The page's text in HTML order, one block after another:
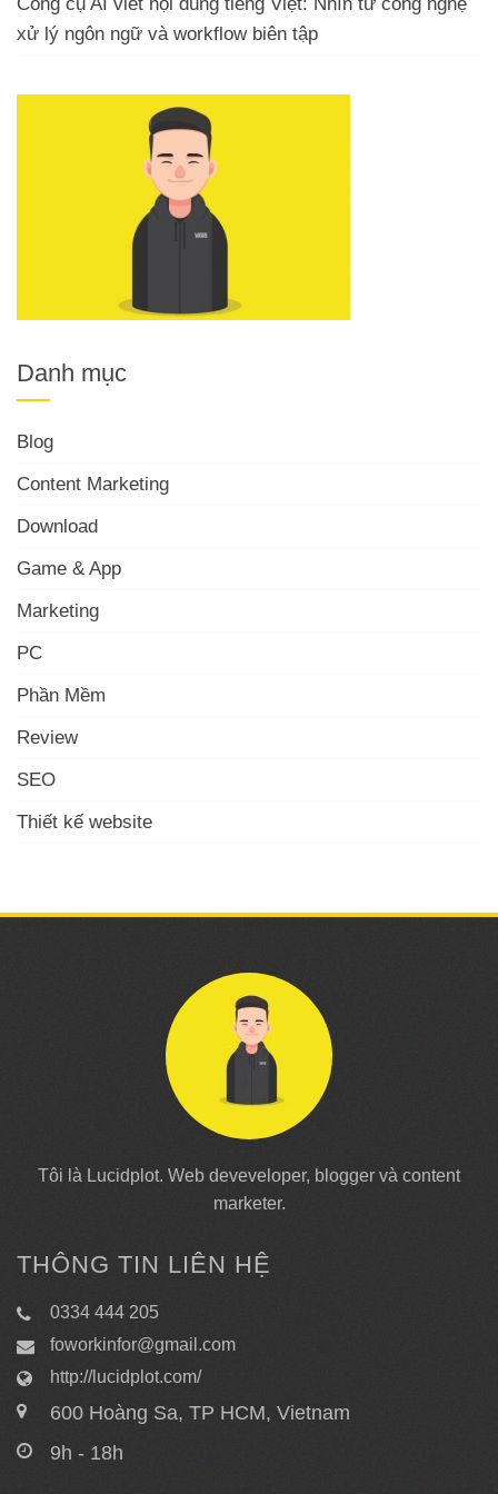
xử lý ngôn ngữ và workflow biên tập
Danh mục
Blog
Content Marketing
Download
Game & App
Marketing
PC
Phần Mềm
Review
SEO
Thiết kế website
Tôi là Lucidplot. Web deveveloper, blogger và content
marketer.
THÔNG TIN LIÊN HỆ
0334 444 205
foworkinfor@gmail.com
http://lucidplot.com/
600 Hoàng Sa, TP HCM, Vietnam
9h - 18h